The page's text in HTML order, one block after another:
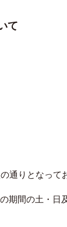
て
通りとなって
間の土・日